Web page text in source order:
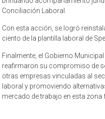
Conciliación Laboral.
Con esta acción, se logró
ciento de la plantilla laboral de
Finalmente, el Gobierno
reafirmaron su compromiso de
otras empresas vinculadas al
laboral y promoviendo
mercado de trabajo en esta zona